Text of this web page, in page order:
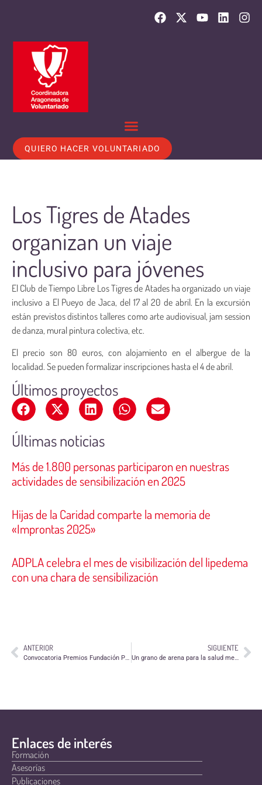
QUIERO HACER VOLUNTARIADO
Los Tigres de Atades
organizan un viaje
inclusivo para jóvenes
El Club de Tiempo Libre Los Tigres de Atades ha organizado un viaje
inclusivo a El Pueyo de Jaca, del 17 al 20 de abril. En la excursión
están previstos distintos talleres como arte audiovisual, jam session
de danza, mural pintura colectiva, etc.
El precio son 80 euros, con alojamiento en el albergue de la
localidad. Se pueden formalizar inscripciones hasta el 4 de abril.
Últimos proyectos
Últimas noticias
Más de 1.800 personas participaron en nuestras
actividades de sensibilización en 2025
Hijas de la Caridad comparte la memoria de
«Improntas 2025»
ADPLA celebra el mes de visibilización del lipedema
con una chara de sensibilización
ANTERIOR
Convocatoria Premios Fundación Pfizer 2014 en Compromiso Social
SIGUIENTE
Un grano de arena para la salud mental
Enlaces de interés
Formación
Asesorías
Publicaciones